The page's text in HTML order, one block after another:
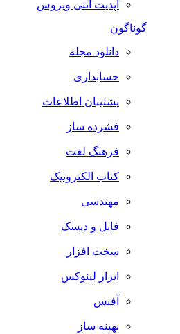
آپدیت آنتی ویروس
گوناگون
دانلود مجله
حسابداری
پشتیبان اطلاعات
فشرده ساز
فرهنگ لغت
کتاب الکترونیک
مهندسی
فایل و دیسک
سخت افزار
ابزار لینوکس
آفیس
بهینه ساز